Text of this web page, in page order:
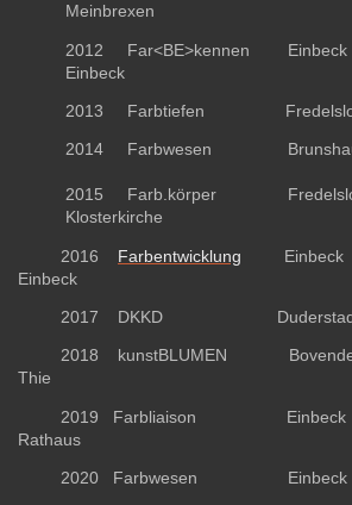
Meinbrexen
2012 Far<BE>kennen
Einbeck
2013 Farbtiefen
2014 Farbwesen
2015 Farb.körper
Klosterkirche
2016 Farbentwicklung
Einbeck
2017 DKKD Duderstadt
2018 kunstBLUMEN
Thie
2019 Farbliaison
Rathaus
2020 Farbwesen Einbeck